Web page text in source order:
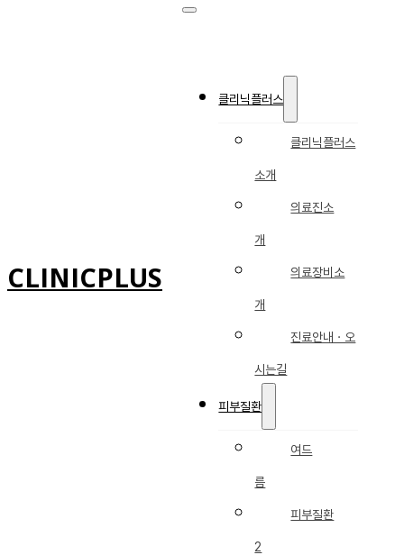
CLINICPLUS
클리닉플러스
클리닉플러스
소개
의료진소
개
의료장비소
개
진료안내ㆍ오
시는길
피부질환
여드
름
피부질환
2